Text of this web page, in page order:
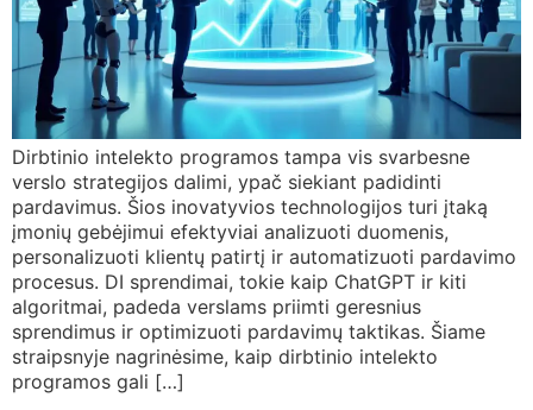
Dirbtinio intelekto programos tampa vis svarbesne
verslo strategijos dalimi, ypač siekiant padidinti
pardavimus. Šios inovatyvios technologijos turi įtaką
įmonių gebėjimui efektyviai analizuoti duomenis,
personalizuoti klientų patirtį ir automatizuoti pardavimo
procesus. DI sprendimai, tokie kaip ChatGPT ir kiti
algoritmai, padeda verslams priimti geresnius
sprendimus ir optimizuoti pardavimų taktikas. Šiame
straipsnyje nagrinėsime, kaip dirbtinio intelekto
programos gali […]